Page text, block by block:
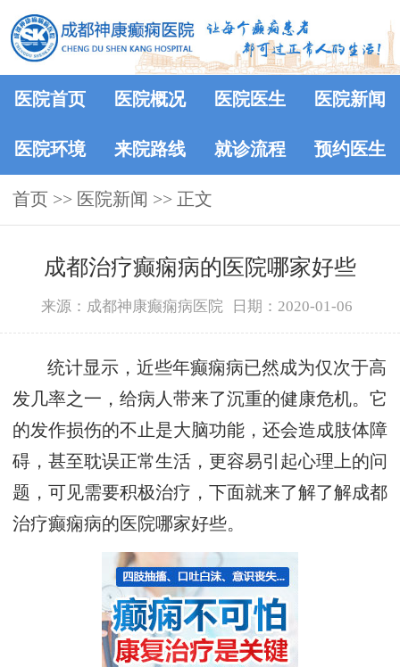
医院首页 医院概况 医院医生 医院新闻
医院环境 来院路线 就诊流程 预约医生
首页 >> 医院新闻 >> 正文
成都治疗癫痫病的医院哪家好些
来源：成都神康癫痫病医院 日期：2020-01-06
统计显示，近些年癫痫病已然成为仅次于高
发几率之一，给病人带来了沉重的健康危机。它
的发作损伤的不止是大脑功能，还会造成肢体障
碍，甚至耽误正常生活，更容易引起心理上的问
题，可见需要积极治疗，下面就来了解了解成都
治疗癫痫病的医院哪家好些。